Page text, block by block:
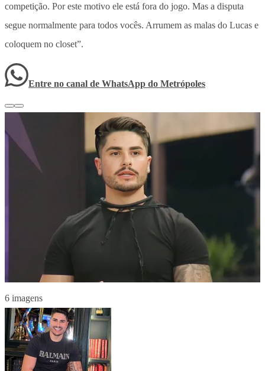
competição. Por este motivo ele está fora do jogo. Mas a disputa
segue normalmente para todos vocês. Arrumem as malas do Lucas e
coloquem no closet”.
Entre no canal de WhatsApp do Metrópoles
6 imagens